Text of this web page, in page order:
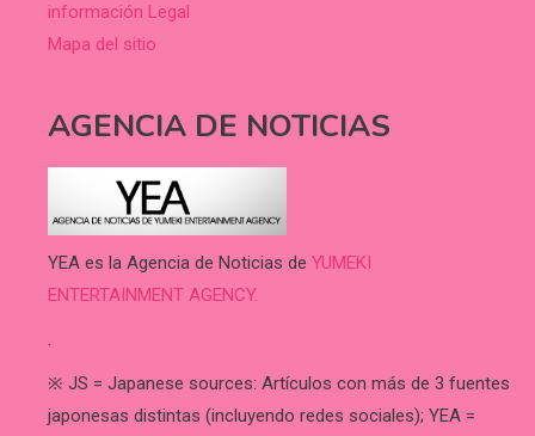
información Legal
Mapa del sitio
AGENCIA DE NOTICIAS
YEA es la Agencia de Noticias de YUMEKI
ENTERTAINMENT AGENCY.
.
※ JS = Japanese sources: Artículos con más de 3 fuentes
japonesas distintas (incluyendo redes sociales); YEA =